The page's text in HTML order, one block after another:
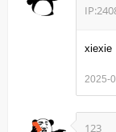
xiexie
2025-
123